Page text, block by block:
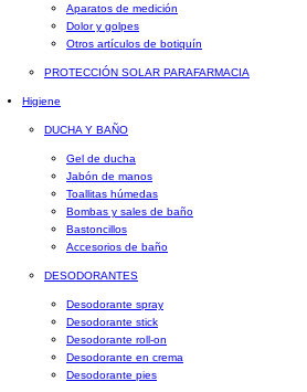
Aparatos de medición
Dolor y golpes
Otros artículos de botiquín
PROTECCIÓN SOLAR PARAFARMACIA
Higiene
DUCHA Y BAÑO
Gel de ducha
Jabón de manos
Toallitas húmedas
Bombas y sales de baño
Bastoncillos
Accesorios de baño
DESODORANTES
Desodorante spray
Desodorante stick
Desodorante roll-on
Desodorante en crema
Desodorante pies